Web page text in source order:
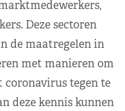
Deze sectoren
de maatregelen in
met manieren om
tegen te
deze kennis kunnen